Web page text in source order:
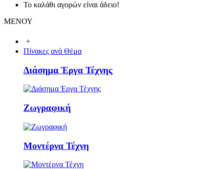
Το καλάθι αγορών είναι άδειο!
ΜΕΝΟΥ
+
Πίνακες ανά Θέμα
Διάσημα Έργα Τέχνης
Ζωγραφική
Μοντέρνα Τέχνη